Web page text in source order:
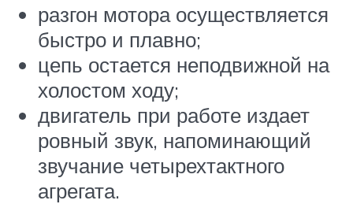
разгон мотора осуществляется
быстро и плавно;
цепь остается неподвижной на
холостом ходу;
двигатель при работе издает
ровный звук, напоминающий
звучание четырехтактного
агрегата.